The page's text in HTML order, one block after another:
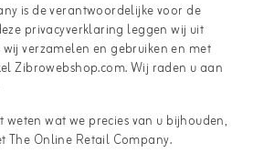
is de verantwoordelijke voor de
privacyverklaring leggen wij uit
verzamelen en gebruiken en met
Zibrowebshop.com. Wij raden u aan
wat we precies van u bijhouden,
The Online Retail Company.